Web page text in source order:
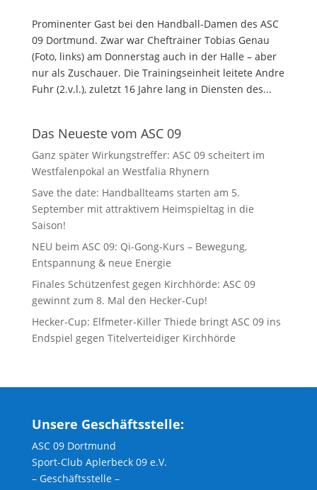
Prominenter Gast bei den Handball-Damen des ASC
09 Dortmund. Zwar war Cheftrainer Tobias Genau
(Foto, links) am Donnerstag auch in der Halle – aber
nur als Zuschauer. Die Trainingseinheit leitete Andre
Fuhr (2.v.l.), zuletzt 16 Jahre lang in Diensten des...
Das Neueste vom ASC 09
Ganz später Wirkungstreffer: ASC 09 scheitert im
Westfalenpokal an Westfalia Rhynern
Save the date: Handballteams starten am 5.
September mit attraktivem Heimspieltag in die
Saison!
NEU beim ASC 09: Qi-Gong-Kurs – Bewegung,
Entspannung & neue Energie
Finales Schützenfest gegen Kirchhörde: ASC 09
gewinnt zum 8. Mal den Hecker-Cup!
Hecker-Cup: Elfmeter-Killer Thiede bringt ASC 09 ins
Endspiel gegen Titelverteidiger Kirchhörde
Unsere Geschäftsstelle:
ASC 09 Dortmund
Sport-Club Aplerbeck 09 e.V.
– Geschäftsstelle –